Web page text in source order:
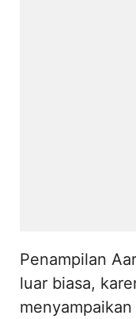
Penampilan
luar biasa,